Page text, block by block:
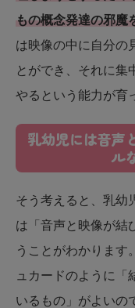
もの概念発達の邪魔
は映像の中に自分の
とができ、それに集
やるという能力が育
乳幼児には音声
ル
そう考えると、乳幼
は「音声と映像が結
うことがわかります
ュカードのように「
いるもの」がよいの